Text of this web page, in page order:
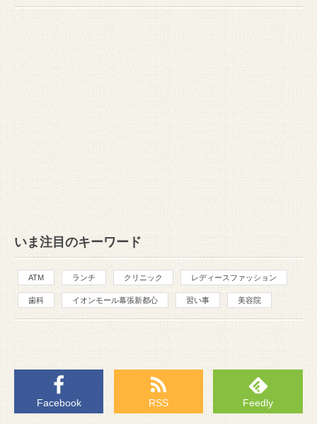
いま注目のキーワード
ATM ランチ クリニック レディースファッション
歯科 イオンモール幕張新都心 習い事 美容院
Facebook RSS Feedly